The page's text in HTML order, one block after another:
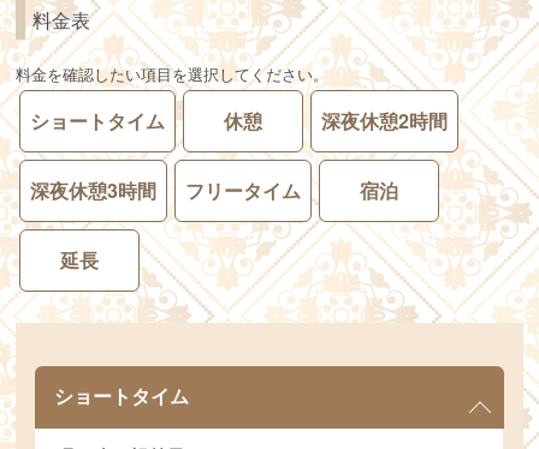
料金表
料金を確認したい項目を選択してください。
ショートタイム 休憩 深夜休憩2時間
深夜休憩3時間 フリータイム 宿泊
延長
ショートタイム